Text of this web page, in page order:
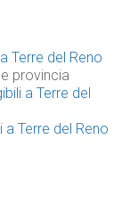
Terre del Reno
e provincia
a Terre del
Terre del Reno